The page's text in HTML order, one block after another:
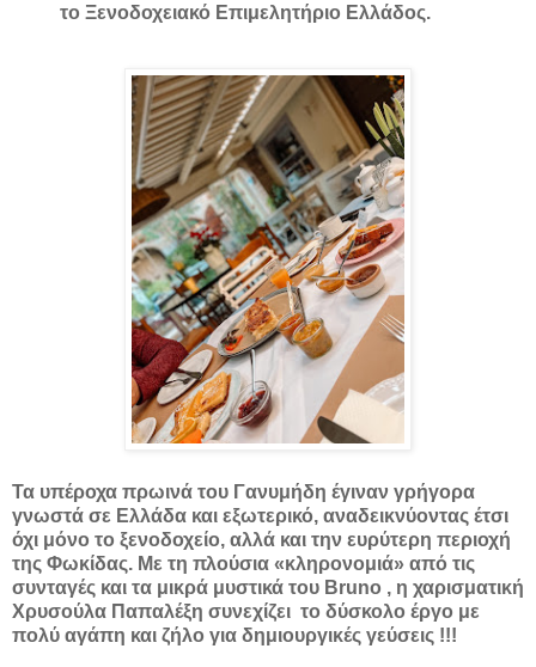
το Ξενοδοχειακό Επιμελητήριο Ελλάδoς.
Τα υπέροχα πρωινά του Γανυμήδη έγιναν γρήγορα
γνωστά σε Ελλάδα και εξωτερικό, αναδεικνύοντας έτσι
όχι μόνο το ξενοδοχείο, αλλά και την ευρύτερη περιοχή
της Φωκίδας. Με τη πλούσια «κληρονομιά» από τις
συνταγές και τα μικρά μυστικά του Brunο , η χαρισματική
Χρυσούλα Παπαλέξη συνεχίζει το δύσκολο έργο με
πολύ αγάπη και ζήλο για δημιουργικές γεύσεις !!!